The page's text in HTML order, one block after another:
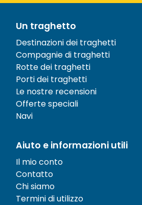
Un traghetto
Destinazioni dei traghetti
Compagnie di traghetti
Rotte dei traghetti
Porti dei traghetti
Le nostre recensioni
Offerte speciali
Navi
Aiuto e informazioni utili
Il mio conto
Contatto
Chi siamo
Termini di utilizzo